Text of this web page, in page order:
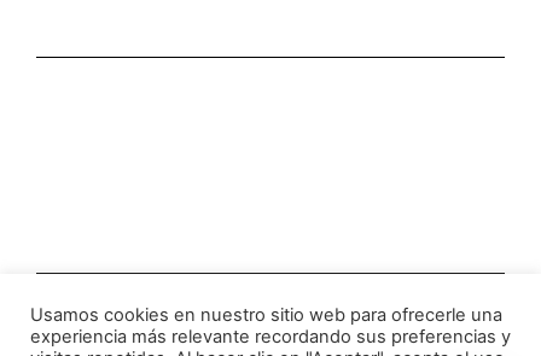
Usamos cookies en nuestro sitio web para ofrecerle una
experiencia más relevante recordando sus preferencias y